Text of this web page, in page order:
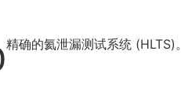
精确的氦泄漏测试系统 (HLTS)。